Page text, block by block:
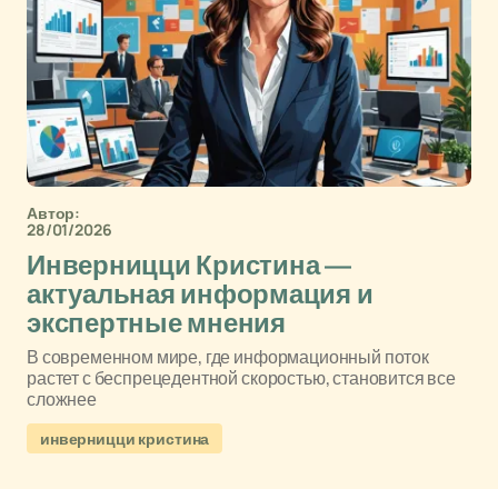
Автор:
28/01/2026
Инверницци Кристина —
актуальная информация и
экспертные мнения
В современном мире, где информационный поток
растет с беспрецедентной скоростью, становится все
сложнее
инверницци кристина